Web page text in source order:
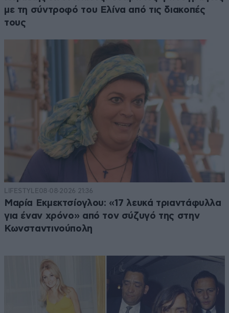
με τη σύντροφό του Ελίνα από τις διακοπές
τους
LIFESTYLE08·08·2026 21:36
Μαρία Εκμεκτσίογλου: «17 λευκά τριαντάφυλλα
για έναν χρόνο» από τον σύζυγό της στην
Κωνσταντινούπολη